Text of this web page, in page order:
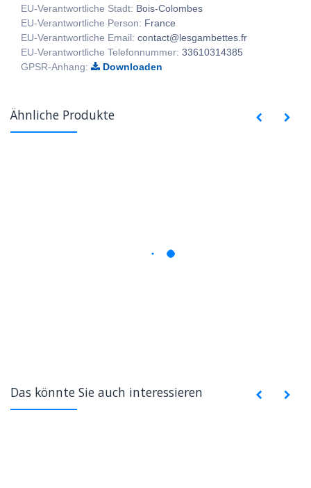
EU-Verantwortliche Stadt: Bois-Colombes
EU-Verantwortliche Person: France
EU-Verantwortliche Email: contact@lesgambettes.fr
EU-Verantwortliche Telefonnummer: 33610314385
GPSR-Anhang:
Downloaden
Ähnliche Produkte
Das könnte Sie auch interessieren